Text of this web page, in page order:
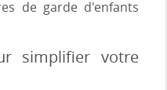
de garde d'enfants
simplifier votre